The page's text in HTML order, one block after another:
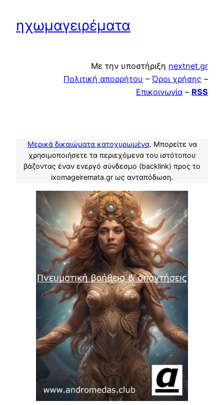
ηχωμαγειρέματα
Με την υποστήριξη nextnet.gr
Πολιτική απορρήτου – Όροι χρήσης –
Επικοινωνία – RSS
Μερικά δικαιώματα κατοχυρωμένα. Μπορείτε να
χρησιμοποιήσετε τα περιεχόμενα του ιστότοπου
βάζοντας έναν ενεργό σύνδεσμο (backlink) προς το
ixomageiremata.gr ως ανταπόδωση.